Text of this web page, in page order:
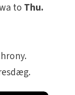
to Thu.